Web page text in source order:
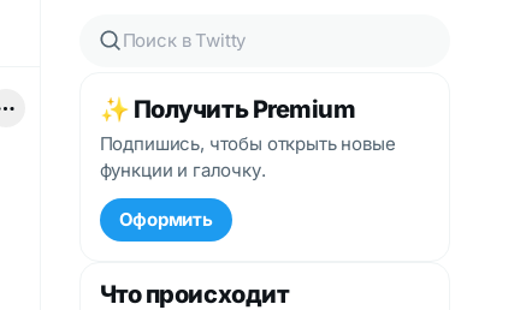
✨ Получить Premium
Подпишись, чтобы открыть новые
функции и галочку.
Оформить
Что происходит